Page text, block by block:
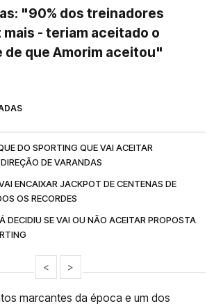
"90% dos treinadores
mais - teriam aceitado o
de que Amorim aceitou"
DO SPORTING QUE VAI ACEITAR
DE VARANDAS
ENCAIXAR JACKPOT DE CENTENAS DE
OS RECORDES
DECIDIU SE VAI OU NÃO ACEITAR PROPOSTA
< >
marcantes da época e um dos